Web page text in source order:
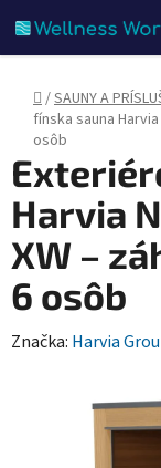
na
obsah
Domov
/SAUNY A
fínska sauna
osôb
Harvia
XW –
6 osôb
Značka: Harvia